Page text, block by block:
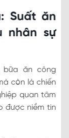
Suất ăn
nhân sự
bữa ăn công
còn là chiến
quan tâm
được niềm tin